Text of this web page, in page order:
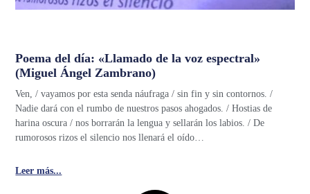
Poema del día: «Llamado de la voz espectral»
(Miguel Ángel Zambrano)
Ven, / vayamos por esta senda náufraga / sin fin y sin contornos. /
Nadie dará con el rumbo de nuestros pasos ahogados. / Hostias de
harina oscura / nos borrarán la lengua y sellarán los labios. / De
rumorosos rizos el silencio nos llenará el oído…
Leer más...